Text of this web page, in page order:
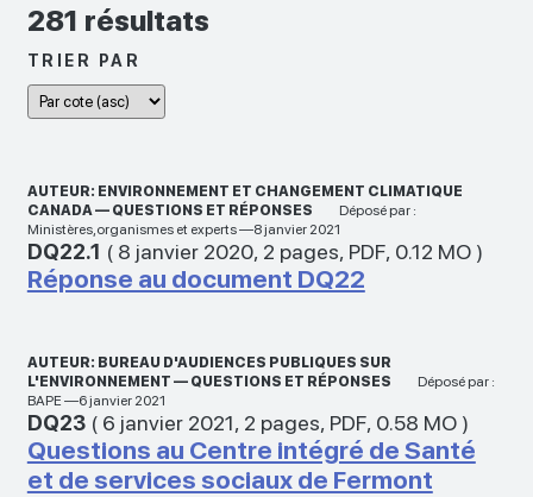
281 résultats
TRIER PAR
AUTEUR: ENVIRONNEMENT ET CHANGEMENT CLIMATIQUE
CANADA — QUESTIONS ET RÉPONSES
Déposé par :
Ministères,organismes et experts —8 janvier 2021
DQ22.1 ( 8 janvier 2020, 2 pages, PDF, 0.12 MO)
Réponse au document DQ22
AUTEUR: BUREAU D'AUDIENCES PUBLIQUES SUR
L'ENVIRONNEMENT — QUESTIONS ET RÉPONSES
Déposé par :
BAPE —6 janvier 2021
DQ23( 6 janvier 2021, 2 pages, PDF, 0.58 MO)
Questions au Centre intégré de Santé
et de services sociaux de Fermont